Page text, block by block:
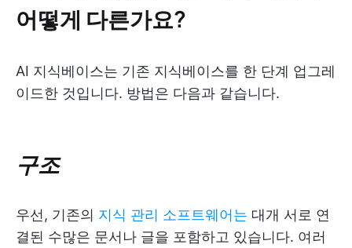
어떻게 다른가요?
AI 지식베이스는 기존 지식베이스를 한 단계 업그레
이드한 것입니다. 방법은 다음과 같습니다.
구조
우선, 기존의 지식 관리 소프트웨어는 대개 서로 연
결된 수많은 문서나 글을 포함하고 있습니다. 여러